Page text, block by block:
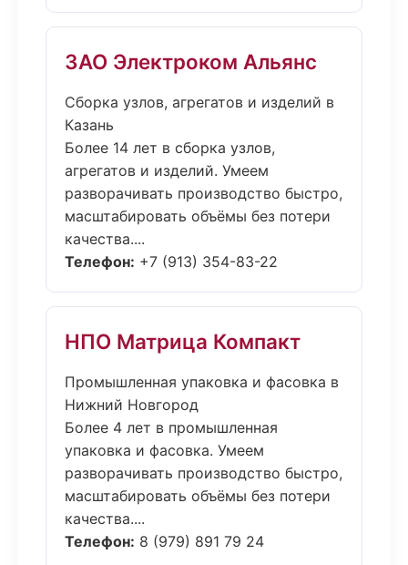
ЗАО Электроком Альянс
Сборка узлов, агрегатов и изделий в
Казань
Более 14 лет в сборка узлов,
агрегатов и изделий. Умеем
разворачивать производство быстро,
масштабировать объёмы без потери
качества....
Телефон: +7 (913) 354-83-22
НПО Матрица Компакт
Промышленная упаковка и фасовка в
Нижний Новгород
Более 4 лет в промышленная
упаковка и фасовка. Умеем
разворачивать производство быстро,
масштабировать объёмы без потери
качества....
Телефон: 8 (979) 891 79 24